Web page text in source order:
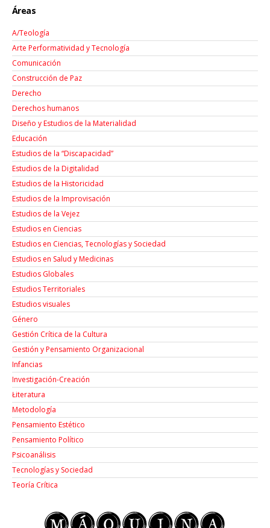
Áreas
A/Teología
Arte Performatividad y Tecnología
Comunicación
Construcción de Paz
Derecho
Derechos humanos
Diseño y Estudios de la Materialidad
Educación
Estudios de la “Discapacidad”
Estudios de la Digitalidad
Estudios de la Historicidad
Estudios de la Improvisación
Estudios de la Vejez
Estudios en Ciencias
Estudios en Ciencias, Tecnologías y Sociedad
Estudios en Salud y Medicinas
Estudios Globales
Estudios Territoriales
Estudios visuales
Género
Gestión Crítica de la Cultura
Gestión y Pensamiento Organizacional
Infancias
Investigación-Creación
Łiteratura
Metodología
Pensamiento Estético
Pensamiento Político
Psicoanálisis
Tecnologías y Sociedad
Teoría Crítica